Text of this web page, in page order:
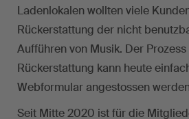
Ladenlokalen wollten viele
Rückerstattung der nicht
Aufführen von Musik. Der
Rückerstattung kann heute
Webformular angestossen
Seit Mitte 2020 ist für die